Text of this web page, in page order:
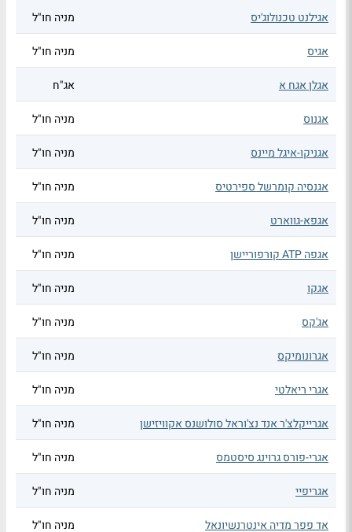
אגילנט טכנולוג'יס מניה חו"ל
אגיס מניה חו"ל
אגלן אגח א אג"ח
אגנוס מניה חו"ל
אגניקו-איגל מיינס מניה חו"ל
אגנסיה קומרשל ספירטיס מניה חו"ל
אגפא-גווארט מניה חו"ל
אגפה ATP קורפוריישן מניה חו"ל
אגקו מניה חו"ל
אג'קס מניה חו"ל
אגרונומיקס מניה חו"ל
אגרי ריאלטי מניה חו"ל
אגרייקלצ'ר אנד נצ'וראל סולושנס אקוויזישן מניה חו"ל
אגרי-פורס גרוינג סיסטמס מניה חו"ל
אגריפיי מניה חו"ל
אד פפר מדיה אינטרנשיונאל מניה חו"ל